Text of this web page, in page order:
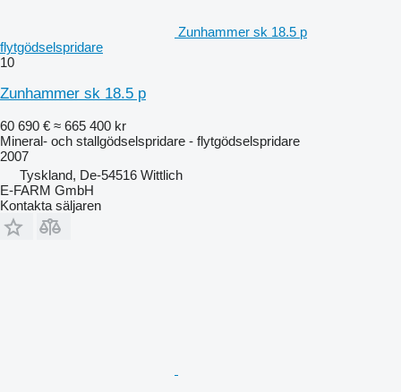
Zunhammer sk 18.5 p
flytgödselspridare
10
Zunhammer sk 18.5 p
60 690 € ≈ 665 400 kr
Mineral- och stallgödselspridare - flytgödselspridare
2007
Tyskland, De-54516 Wittlich
E-FARM GmbH
Kontakta säljaren